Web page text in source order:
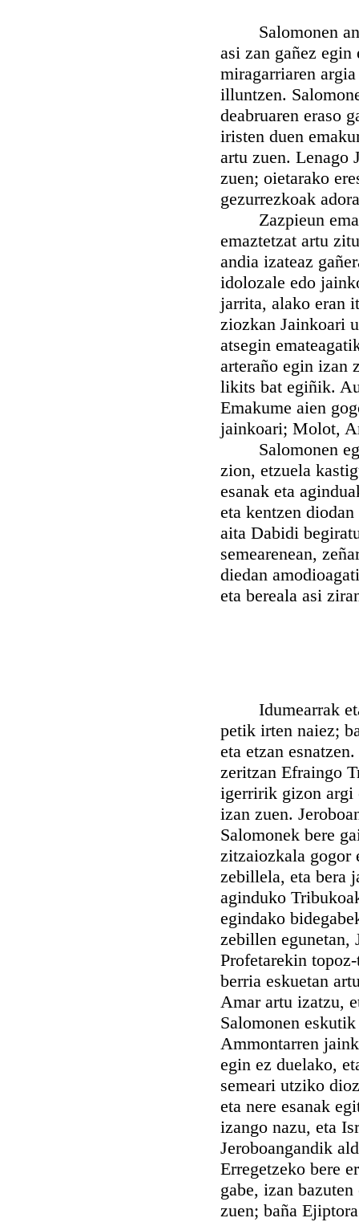
Salomonen
asi zan gañez
miragarriaren
illuntzen.
deabruaren eraso
iristen duen
artu zuen. Lenago
zuen; oietarako
gezurrezkoak
Zazpieun
emaztetzat artu
andia izateaz
idolozale edo
jarrita, alako eran
ziozkan Jainkoari
atsegin
arteraño egin izan
likits bat egiñik.
Emakume aien
jainkoari; Molot,
Salomonen
zion, etzuela
esanak eta
eta kentzen
aita Dabidi
semearenean,
diedan
eta bereala asi
Idumearrak eta
petik irten naiez;
eta etzan
zeritzan Efraingo
igerririk gizon argi
izan zuen.
Salomonek bere
zitzaiozkala gogor
zebillela, eta bera
aginduko
egindako
zebillen egunetan,
Profetarekin
berria eskuetan
Amar artu izatzu,
Salomonen
Ammontarren
egin ez duelako,
semeari utziko
eta nere esanak
izango nazu, eta
Jeroboangandik
Erregetzeko bere
gabe, izan
zuen; baña